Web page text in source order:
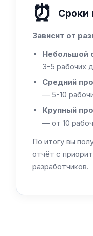
⏰ Сроки
Зависит от
Небольшой
3-5 рабочих
Средний
— 5-10
Крупный
— от 10
По итогу вы
отчёт с
разработчиков.